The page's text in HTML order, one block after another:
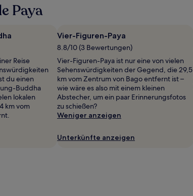
Paya
Reise
du einen
Buddha
lokalen
km vom
Vier-Figuren-Paya
8.8/10 (3 Bewertungen)
Vier-Figuren-Paya ist nur eine von vielen
Sehenswürdigkeiten der Gegend, die 29,5
km vom Zentrum von Bago entfernt ist –
wie wäre es also mit einem kleinen
Abstecher, um ein paar Erinnerungsfotos
zu schießen?
Weniger anzeigen
Unterkünfte anzeigen